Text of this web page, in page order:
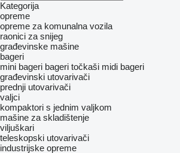
Kategorija
opreme
opreme za komunalna vozila
raonici za snijeg
građevinske mašine
bageri
mini bageri bageri točkaši midi bageri
građevinski utovarivači
prednji utovarivači
valjci
kompaktori s jednim valjkom
mašine za skladištenje
viljuškari
teleskopski utovarivači
industrijske opreme